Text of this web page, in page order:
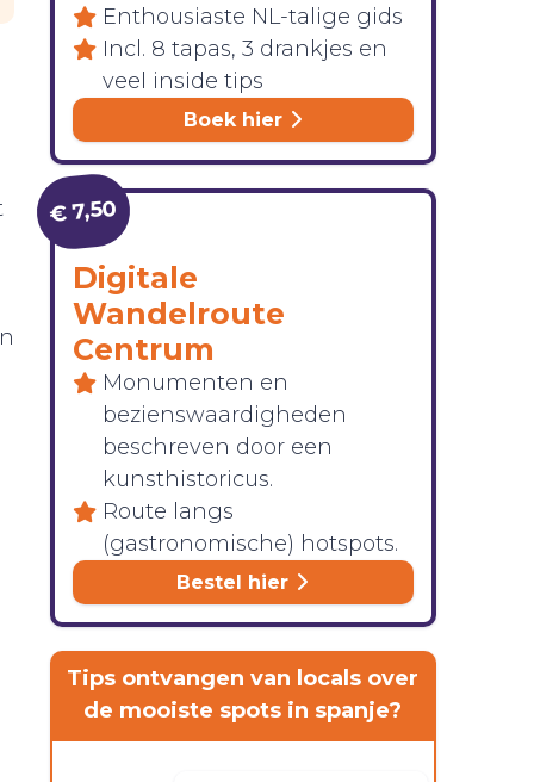
Enthousiaste NL-talige gids
Incl. 8 tapas, 3 drankjes en
veel inside tips
Boek hier
€ 7,50
Digitale
Wandelroute
Centrum
Monumenten en
bezienswaardigheden
beschreven door een
kunsthistoricus.
Route langs
(gastronomische) hotspots.
Bestel hier
Tips ontvangen van locals over
de mooiste spots in spanje?